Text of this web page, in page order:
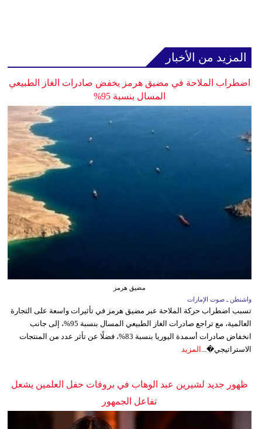
المزيد من الأخبار
اضطراب الملاحة في مضيق هرمز يخفض صادرات الغاز الطبيعي
المسال بنسبة 95%
مضيق هرمز
واشنطن ـ صوت الإمارات
تسبب اضطراب حركة الملاحة عبر مضيق هرمز في تأثيرات واسعة على التجارة
العالمية، مع تراجع صادرات الغاز الطبيعي المسال بنسبة 95%، إلى جانب
انخفاض صادرات أسمدة اليوريا بنسبة 83%، فضلًا عن تأثر عدد من المنتجات
الاستراتيجي�... المزيد
ظهور جديد لشيرين عبد الوهاب في بروفات حفل العلمين يشعل
تفاعل الجمهور